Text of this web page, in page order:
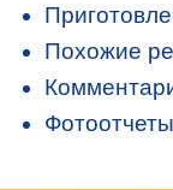
Похожие
Фотоотчеты